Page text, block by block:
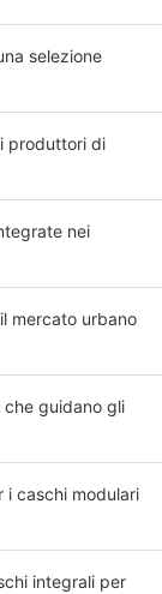
selezione
produttori di
nei
mercato urbano
guidano gli
caschi modulari
integrali per